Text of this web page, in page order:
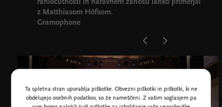
rahločutnosti in naravnem zanosu lahko primerjal
z Matthiasom Höfsom.
Gramophone
Ta spletna stran uporablja piškotke. Obvezni piškotki in piškotki, ki ne
obdelujejo osebnih podatkov, so že nameščeni. Z vašim soglasjem pa